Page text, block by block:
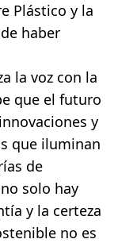
Plástico y la
haber
la voz con la
que el futuro
y
que iluminan
de
solo hay
y la certeza
no es